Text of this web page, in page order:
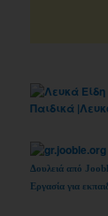
Δουλειά από
Εργασία για